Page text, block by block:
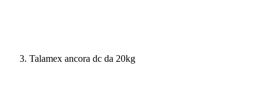
Talamex ancora dc da 20kg